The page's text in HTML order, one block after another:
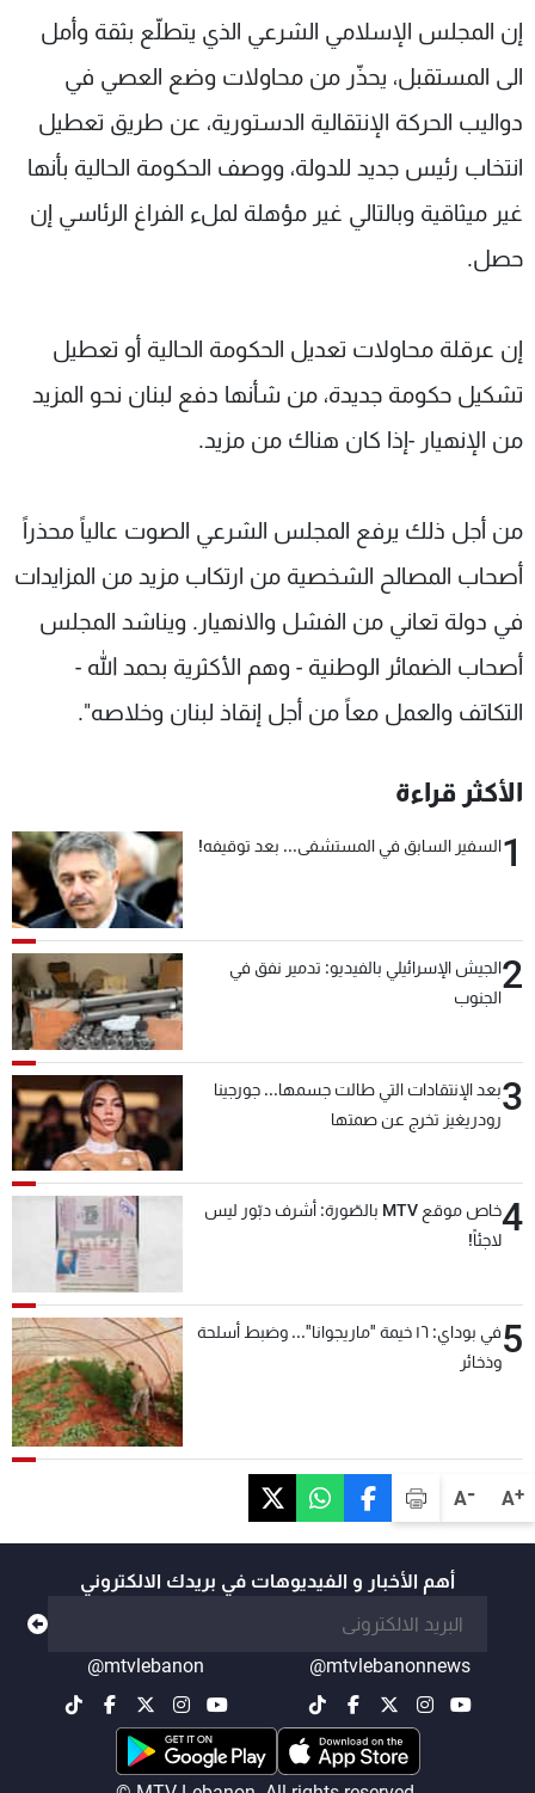
A+
A-
إن المجلس الإسلامي الشرعي الذي يتطلّع بثقة وأمل
الى المستقبل، يحذّر من محاولات وضع العصي في
دواليب الحركة الإنتقالية الدستورية، عن طريق تعطيل
انتخاب رئيس جديد للدولة، ووصف الحكومة الحالية بأنها
غير ميثاقية وبالتالي غير مؤهلة لملء الفراغ الرئاسي إن
حصل.
إن عرقلة محاولات تعديل الحكومة الحالية أو تعطيل
تشكيل حكومة جديدة، من شأنها دفع لبنان نحو المزيد
من الإنهيار -إذا كان هناك من مزيد.
من أجل ذلك يرفع المجلس الشرعي الصوت عالياً محذراً
أصحاب المصالح الشخصية من ارتكاب مزيد من المزايدات
في دولة تعاني من الفشل والانهيار. ويناشد المجلس
أصحاب الضمائر الوطنية - وهم الأكثرية بحمد الله -
التكاتف والعمل معاً من أجل إنقاذ لبنان وخلاصه".
الأكثر قراءة
1السفير السابق في المستشفى... بعد توقيفه!
2الجيش الإسرائيلي بالفيديو: تدمير نفق في
الجنوب
3بعد الإنتقادات التي طالت جسمها... جورجينا
رودريغيز تخرج عن صمتها
4
خاص موقع MTV بالصّورة: أشرف دبّور ليس
لاجئاً!
5
في بوداي: ١٦ خيمة "ماريجوانا"... وضبط أسلحة
وذخائر
أهم الأخبار و الفيديوهات في بريدك الالكتروني
@mtvlebanonnews
@mtvlebanon